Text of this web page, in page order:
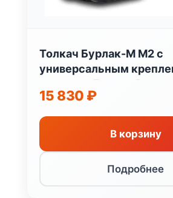
Толкач Бурлак-М М2 с
универсальным
15 830 ₽
В корзину
Подробнее